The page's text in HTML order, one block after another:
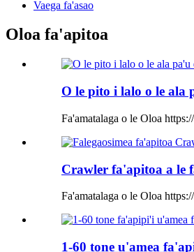
Vaega fa'asao
Oloa fa'apitoa
O le pito i lalo o le ala
Fa'amatalaga o le Oloa
Crawler fa'apitoa a le
Fa'amatalaga o le Oloa
1-60 tone u'amea